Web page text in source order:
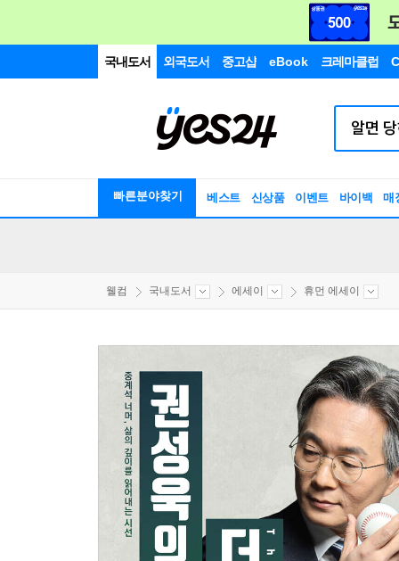
국내도서 외국도서 중고샵 eBook 크레마클럽
빠른분야찾기 베스트 신상품 이벤트 바이백 매
웰컴 국내도서 에세이 휴먼 에세이